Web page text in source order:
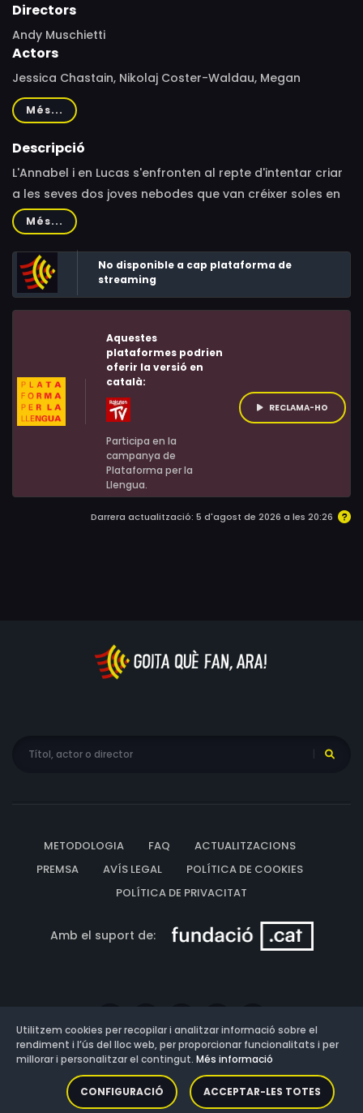
Directors
Andy Muschietti
Actors
Jessica Chastain, Nikolaj Coster-Waldau, Megan
Charpentier, Isabelle Nélisse, Daniel Kash, Melina
Matthews, Morgan McGarry, Javier Botet, Jane Moffat,
David Fox, Dominic Cuzzocrea, Julia Chantrey, Ray
Més...
Descripció
L'Annabel i en Lucas s'enfronten al repte d'intentar criar
a les seves dos joves nebodes que van créixer soles en
el bosc durant 5 anys... però, van estar realment soles?
Més...
No disponible a cap plataforma de
streaming
Aquestes
plataformes podrien
oferir la versió en
català:
Participa en la
campanya de
Plataforma per la
Llengua.
RECLAMA-HO
Darrera actualització: 5 d'agost de 2026 a les 20:26
METODOLOGIA FAQ
ACTUALITZACIONS
PREMSA
AVÍS LEGAL
POLÍTICA DE COOKIES
POLÍTICA DE PRIVACITAT
Amb el suport de:
Versió: 3.13.0.202607011342
Utilitzem cookies per recopilar i analitzar informació sobre el
rendiment i l’ús del lloc web, per proporcionar funcionalitats i per
millorar i personalitzar el contingut. Més informació
CONFIGURACIÓ ACCEPTAR-LES TOTES